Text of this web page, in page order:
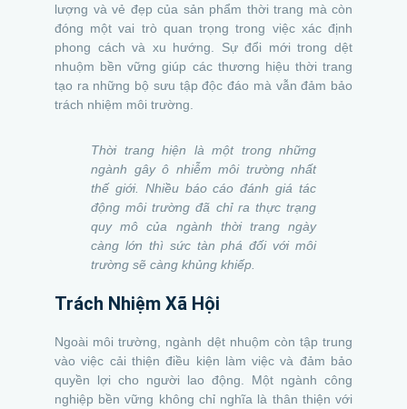
lượng và vẻ đẹp của sản phẩm thời trang mà còn
đóng một vai trò quan trọng trong việc xác định
phong cách và xu hướng. Sự đổi mới trong dệt
nhuộm bền vững giúp các thương hiệu thời trang
tạo ra những bộ sưu tập độc đáo mà vẫn đảm bảo
trách nhiệm môi trường.
Thời trang hiện là một trong những
ngành gây ô nhiễm môi trường nhất
thế giới. Nhiều báo cáo đánh giá tác
động môi trường đã chỉ ra thực trạng
quy mô của ngành thời trang ngày
càng lớn thì sức tàn phá đối với môi
trường sẽ càng khủng khiếp.
Trách Nhiệm Xã Hội
Ngoài môi trường, ngành dệt nhuộm còn tập trung
vào việc cải thiện điều kiện làm việc và đảm bảo
quyền lợi cho người lao động. Một ngành công
nghiệp bền vững không chỉ nghĩa là thân thiện với